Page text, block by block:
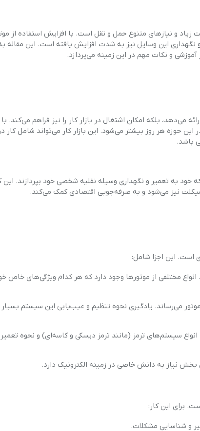
زیاد و نیازهای متنوع حمل و نقل است. با افزایش استفاده از
این وسایل نیز به شدت افزایش یافته است. این مقاله
و نکات مهم در این زمینه می‌پردازد.
می‌دهد، بلکه امکان اشتغال در بازار کار را نیز فراهم می‌کند.
حوزه هر روز بیشتر می‌شود. این بازار کار می‌تواند شامل کار در
باشد.
به تعمیر و نگهداری وسیله نقلیه شخصی خود بپردازند. این
نیز می‌شود و به صرفه‌جویی اقتصادی کمک می‌کند.
است. این اجزا شامل:
مختلفی از موتورها وجود دارد که هر کدام ویژگی‌های خاص
موتور می‌رساند. یادگیری نحوه تنظیم و عیب‌یابی این سیستم
سیستم‌های ترمز (مانند ترمز دیسکی و کاسه‌ای) و نحوه تعمیر
نیاز به دانش خاصی در زمینه الکترونیک دارد.
برای این کار:
و شناسایی مشکلات.